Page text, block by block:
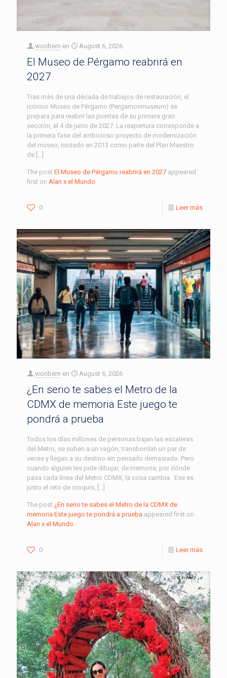
wonbern en August 6, 2026
El Museo de Pérgamo reabrirá en
2027
Tras más de una década de trabajos de restauración, el
icónico Museo de Pérgamo (Pergamonmuseum) se
prepara para reabrir las puertas de su primera gran
sección, el 4 de junio de 2027. La reapertura corresponde a
la primera fase del ambicioso proyecto de modernización
del museo, iniciado en 2013 como parte del Plan Maestro
de […]
The post El Museo de Pérgamo reabrirá en 2027 appeared
first on Alan x el Mundo.
0 Leer más
wonbern en August 6, 2026
¿En serio te sabes el Metro de la
CDMX de memoria Este juego te
pondrá a prueba
Todos los días millones de personas bajan las escaleras
del Metro, se suben a un vagón, transbordan un par de
veces y llegan a su destino sin pensarlo demasiado. Pero
cuando alguien les pide dibujar, de memoria, por dónde
pasa cada línea del Metro CDMX, la cosa cambia. Ese es
justo el reto de croquis, […]
The post ¿En serio te sabes el Metro de la CDMX de
memoria Este juego te pondrá a prueba appeared first on
Alan x el Mundo
0 Leer más